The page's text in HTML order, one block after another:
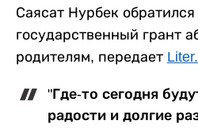
Саясат Нурбек
государственный грант
родителям, передает
"Где-то сегодня
радости и долгие